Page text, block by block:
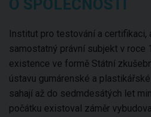
O SPOLEČNOSTI
Institut pro testování a certifikaci,
samostatný právní subjekt v roce
existence ve formě Státní
ústavu gumárenské a
sahají až do sedmdesátých let
počátku existoval záměr